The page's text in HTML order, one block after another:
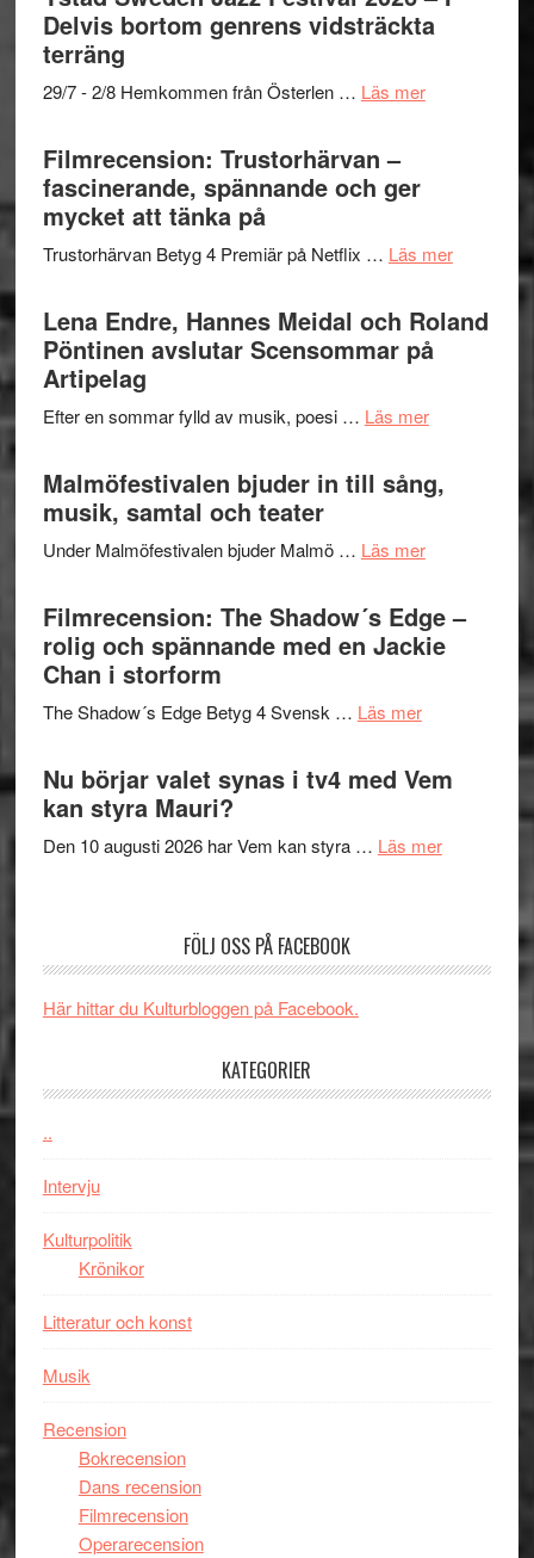
och
Dana
grönaste
gräset
en
hjärtevarm
Delvis bortom genrens vidsträckta
terräng
29/7 - 2/8 Hemkommen från Österlen … Läs merom
–
Delvis
bortom
terräng
Filmrecension: Trustorhärvan –
fascinerande, spännande och ger
mycket att tänka på
Trustorhärvan Betyg 4 Premiär på Netflix … Läs merom
–
Lena Endre, Hannes Meidal och Roland
Pöntinen avslutar Scensommar på
Artipelag
Efter en sommar fylld av musik, poesi … Läs merom
Hannes
Pöntinen
avslutar
Scensommar
Malmöfestivalen bjuder in till sång,
musik, samtal och teater
Under Malmöfestivalen bjuder Malmö … Läs merom
in
till
och
Filmrecension: The Shadow´s Edge –
rolig och spännande med en Jackie
Chan i storform
The Shadow´s Edge Betyg 4 Svensk … Läs merom
Shadow
Edge
spännande
Nu börjar valet synas i tv4 med Vem
kan styra Mauri?
Den 10 augusti 2026 har Vem kan styra … Läs merom
kan
FÖLJ OSS PÅ FACEBOOK
Här hittar du Kulturbloggen på Facebook.
KATEGORIER
..
Intervju
Kulturpolitik
Krönikor
Litteratur och konst
Musik
Recension
Bokrecension
Dans recension
Filmrecension
Operarecension